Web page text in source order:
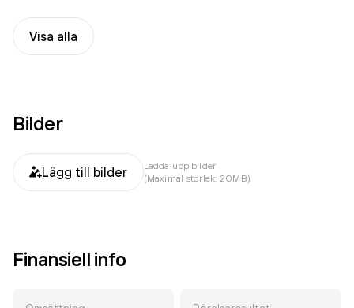
Visa alla
Bilder
Lägg till bilder
Ladda upp bilder
(Maximal storlek: 20MB)
Finansiell info